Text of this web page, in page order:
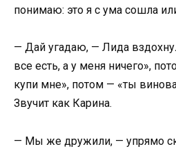
понимаю: это я с ума сошла
— Дай угадаю, — Лида
все есть, а у меня ничего»,
купи мне», потом — «ты
Звучит как Карина.
— Мы же дружили, — упрямо